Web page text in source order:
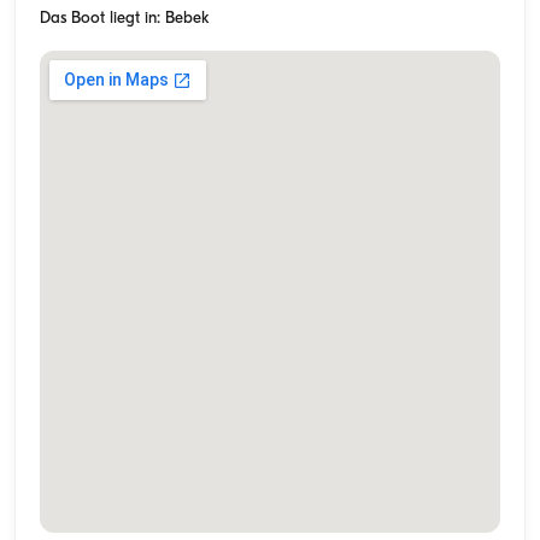
Das Boot liegt in: Bebek